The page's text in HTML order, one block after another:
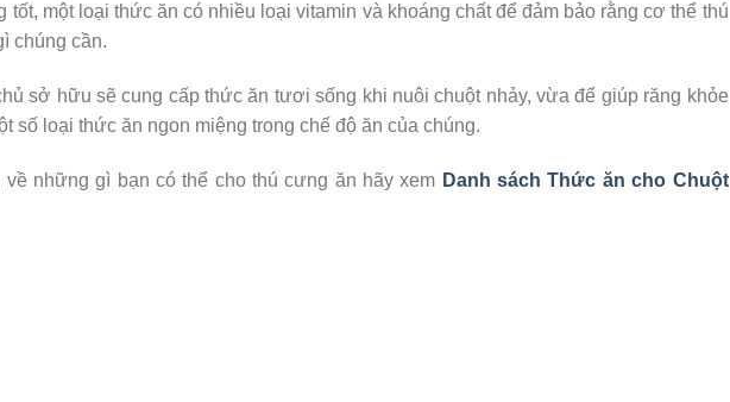
một loại thức ăn có nhiều loại vitamin và khoáng chất để đảm bảo rằng cơ thể thú
chúng cần.
sở hữu sẽ cung cấp thức ăn tươi sống khi nuôi chuột nhảy, vừa để giúp răng khỏe
số loại thức ăn ngon miệng trong chế độ ăn của chúng.
những gì bạn có thể cho thú cưng ăn hãy xem Danh sách Thức ăn cho Chuột